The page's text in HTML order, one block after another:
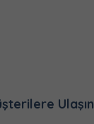
Ulaşın